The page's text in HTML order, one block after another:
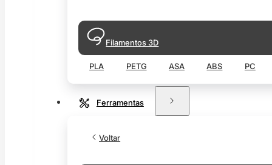
Filamentos 3D
PLA PETG ASA ABS PC
Ferramentas
Voltar